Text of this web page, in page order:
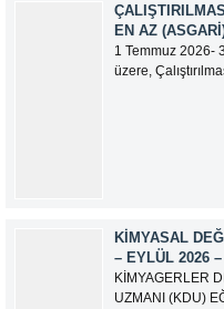
EN AZ
1 Temmuz 2026-
üzere,
KIMYASAL
– EYLÜL 2026
KİMYAGERLER
UZMANI (KDU)